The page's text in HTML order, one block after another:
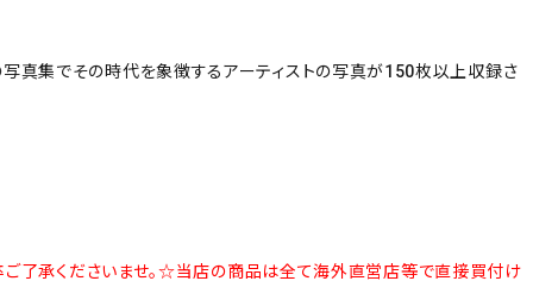
真集でその時代を象徴するアーティストの写真が150枚以上収録さ
了承くださいませ。☆当店の商品は全て海外直営店等で直接買付け